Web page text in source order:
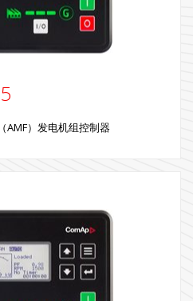
AMF）发电机组控制器